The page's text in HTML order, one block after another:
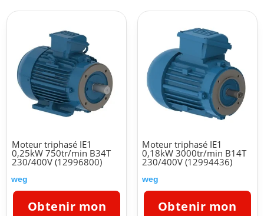
Moteur triphasé IE1
0,25kW 750tr/min B34T
230/400V (12996800)
weg
Obtenir mon
Moteur triphasé IE1
0,18kW 3000tr/min B14T
230/400V (12994436)
weg
Obtenir mon